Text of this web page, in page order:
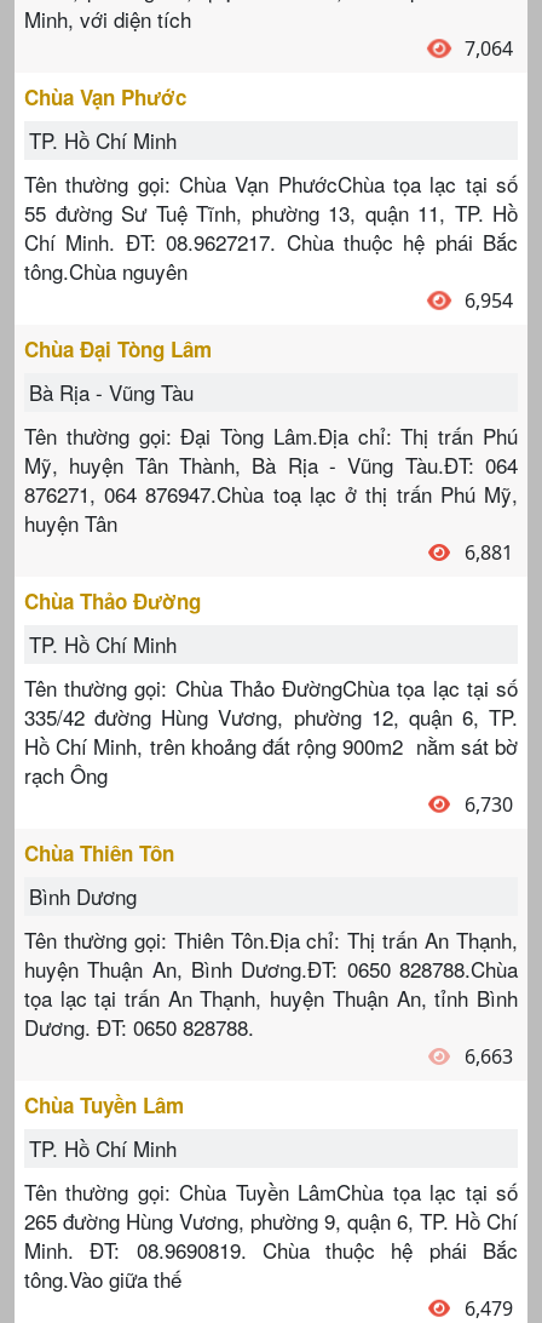
Minh, với diện tích
7,064
Chùa Vạn Phước
TP. Hồ Chí Minh
Tên thường gọi: Chùa Vạn PhướcChùa tọa lạc tại số
55 đường Sư Tuệ Tĩnh, phường 13, quận 11, TP. Hồ
Chí Minh. ĐT: 08.9627217. Chùa thuộc hệ phái Bắc
tông.Chùa nguyên
6,954
Chùa Đại Tòng Lâm
Bà Rịa - Vũng Tàu
Tên thường gọi: Đại Tòng Lâm.Địa chỉ: Thị trấn Phú
Mỹ, huyện Tân Thành, Bà Rịa - Vũng Tàu.ĐT: 064
876271, 064 876947.Chùa toạ lạc ở thị trấn Phú Mỹ,
huyện Tân
6,881
Chùa Thảo Đường
TP. Hồ Chí Minh
Tên thường gọi: Chùa Thảo ĐườngChùa tọa lạc tại số
335/42 đường Hùng Vương, phường 12, quận 6, TP.
Hồ Chí Minh, trên khoảng đất rộng 900m2 nằm sát bờ
rạch Ông
6,730
Chùa Thiên Tôn
Bình Dương
Tên thường gọi: Thiên Tôn.Địa chỉ: Thị trấn An Thạnh,
huyện Thuận An, Bình Dương.ĐT: 0650 828788.Chùa
tọa lạc tại trấn An Thạnh, huyện Thuận An, tỉnh Bình
Dương. ĐT: 0650 828788.
6,663
Chùa Tuyền Lâm
TP. Hồ Chí Minh
Tên thường gọi: Chùa Tuyền LâmChùa tọa lạc tại số
265 đường Hùng Vương, phường 9, quận 6, TP. Hồ Chí
Minh. ĐT: 08.9690819. Chùa thuộc hệ phái Bắc
tông.Vào giữa thế
6,479